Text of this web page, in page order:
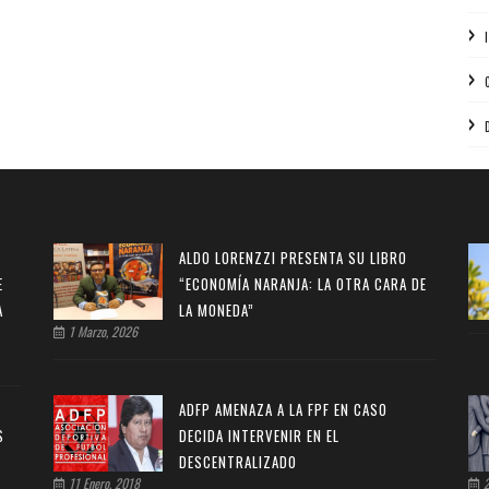
ALDO LORENZZI PRESENTA SU LIBRO
“ECONOMÍA NARANJA: LA OTRA CARA DE
LA MONEDA”
1 Marzo, 2026
ADFP AMENAZA A LA FPF EN CASO
DECIDA INTERVENIR EN EL
DESCENTRALIZADO
11 Enero, 2018